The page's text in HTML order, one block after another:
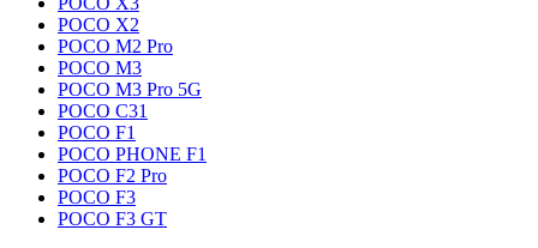
POCO X2
POCO M2 Pro
POCO M3
POCO M3 Pro 5G
POCO C31
POCO F1
POCO PHONE F1
POCO F2 Pro
POCO F3
POCO F3 GT